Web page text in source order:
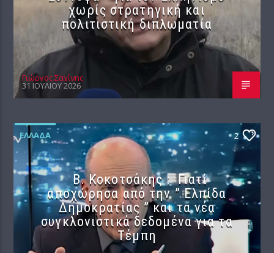
χωρίς στρατηγική και
πολιτιστική διπλωματία
Γιώργος Σαχίνης
31 ΙΟΥΛΊΟΥ 2026
ΕΛΛΆΔΑ 2
Β. Κοκοτσάκης : Γιατί
αποχώρησα από την ” Ελπίδα
Δημοκρατίας ” και τα νέα
συγκλονιστικά δεδομένα για τα
Τέμπη